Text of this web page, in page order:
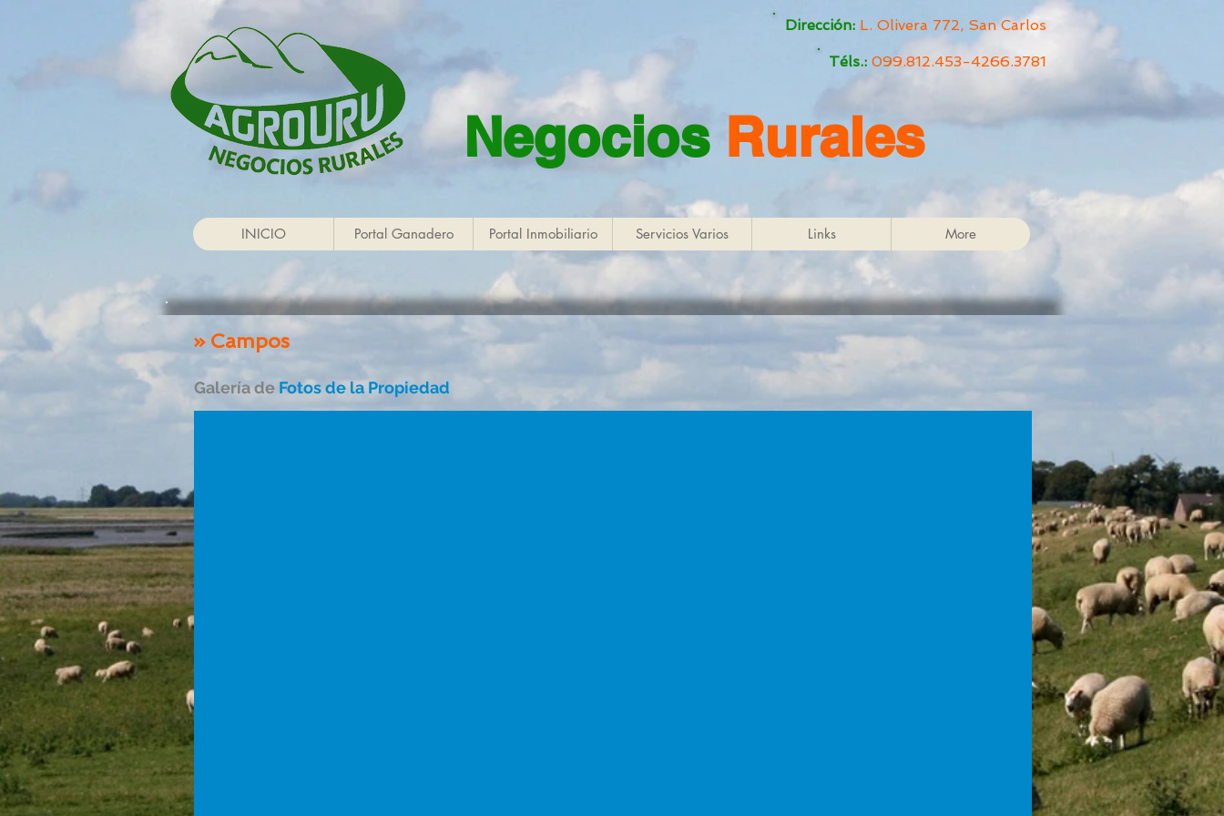
Dirección: L. Olivera 772, San Carlos
Téls.: 099.812.453-4266.3781
Negocios Rurales
INICIO Portal Ganadero Portal Inmobiliario Servicios Varios Links More
» Campos
Galería de Fotos de la Propiedad